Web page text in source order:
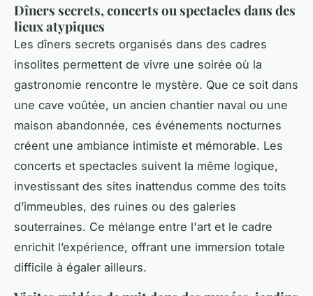
Dîners secrets, concerts ou spectacles dans des
lieux atypiques
Les dîners secrets organisés dans des cadres
insolites permettent de vivre une soirée où la
gastronomie rencontre le mystère. Que ce soit dans
une cave voûtée, un ancien chantier naval ou une
maison abandonnée, ces événements nocturnes
créent une ambiance intimiste et mémorable. Les
concerts et spectacles suivent la même logique,
investissant des sites inattendus comme des toits
d’immeubles, des ruines ou des galeries
souterraines. Ce mélange entre l'art et le cadre
enrichit l’expérience, offrant une immersion totale
difficile à égaler ailleurs.